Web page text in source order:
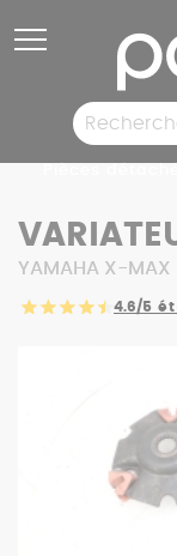
YAMAHA X-
4.6/5